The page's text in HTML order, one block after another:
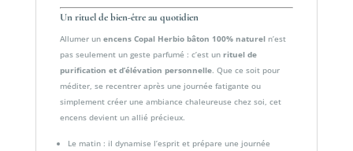
Un rituel de bien-être au quotidien
Allumer un encens Copal Herbio bâton 100% natureln’est
pas seulement un geste parfumé : c’est un rituel de
purification et d’élévation personnelle. Que ce soit pour
méditer, se recentrer après une journée fatigante ou
simplement créer une ambiance chaleureuse chez soi, cet
encens devient un allié précieux.
Le matin : il dynamise l’esprit et prépare une journée